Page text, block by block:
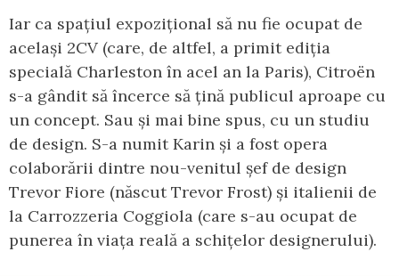
Iar ca spațiul expozițional să nu fie ocupat de
același 2CV (care, de altfel, a primit ediția
specială Charleston în acel an la Paris), Citroën
s-a gândit să încerce să țină publicul aproape cu
un concept. Sau și mai bine spus, cu un studiu
de design. S-a numit Karin și a fost opera
colaborării dintre nou-venitul șef de design
Trevor Fiore (născut Trevor Frost) și italienii de
la Carrozzeria Coggiola (care s-au ocupat de
punerea în viața reală a schițelor designerului).